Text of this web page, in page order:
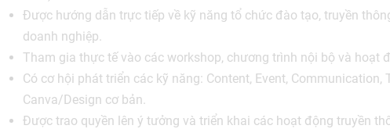
Được hướng dẫn trực tiếp về kỹ năng tổ chức đào tạo, truyền
doanh nghiệp.
Tham gia thực tế vào các workshop, chương trình nội bộ và hoạt
Có cơ hội phát triển các kỹ năng: Content, Event, Communication,
Canva/Design cơ bản.
Được trao quyền lên ý tưởng và triển khai các hoạt động truyền